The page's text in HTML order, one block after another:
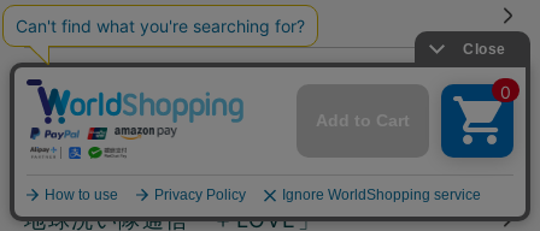
すべての商品
─ ピックアップ
読みもの
地球洗い隊通信「＋LOVE」